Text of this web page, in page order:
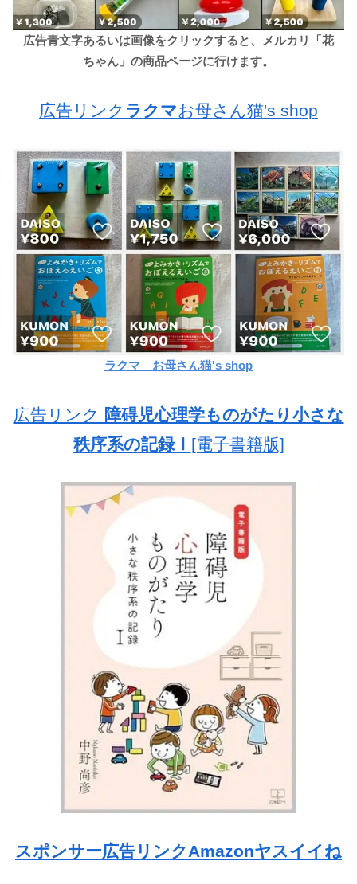
広告青文字あるいは画像をクリックすると、メルカリ「花
ちゃん」の商品ページに行けます。
広告リンク ラクマお母さん猫's shop
ラクマ お母さん猫's shop
広告リンク 障碍児心理学ものがたり小さな
秩序系の記録Ⅰ [電子書籍版]
スポンサー広告リンクAmazonヤスイイね